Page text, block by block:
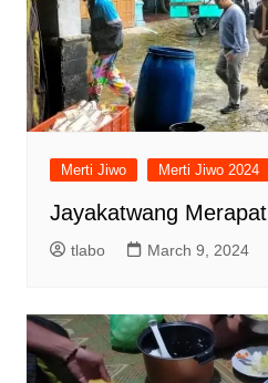
Merti Jiwo Merti Jiwo 2024
Jayakatwang Merapat
tlabo March 9, 2024